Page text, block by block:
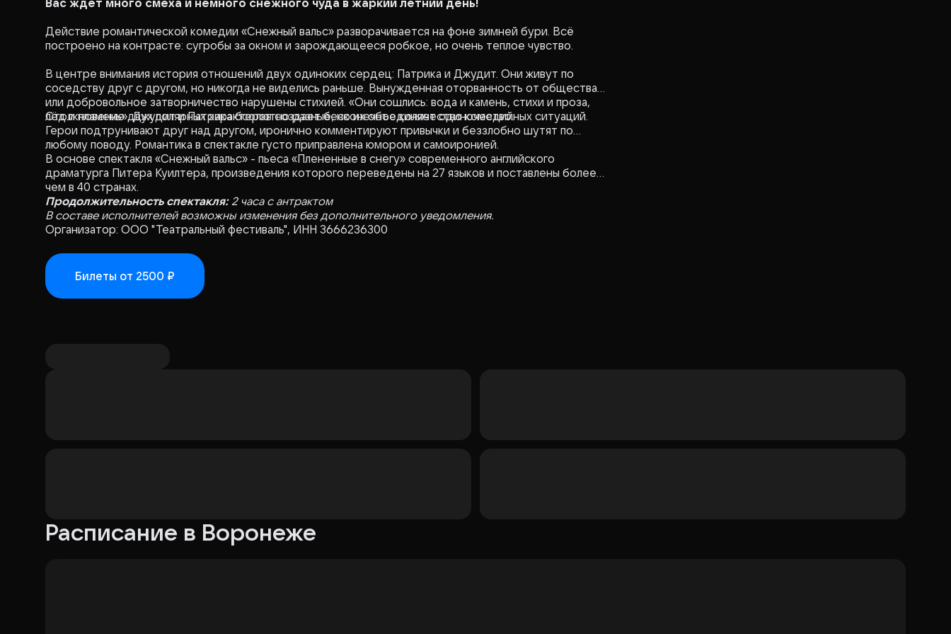
Вас ждет много смеха и немного снежного чуда в жаркий летний день!
Действие романтической комедии «Снежный вальс» разворачивается на фоне зимней бури. Всё
построено на контрасте: сугробы за окном и зарождающееся робкое, но очень теплое чувство.
В центре внимания история отношений двух одиноких сердец: Патрика и Джудит. Они живут по
соседству друг с другом, но никогда не виделись раньше. Вынужденная оторванность от общества
или добровольное затворничество нарушены стихией. «Они сошлись: вода и камень, стихи и проза,
лёд и пламень». Джудит и Патрика бсолютно разные, но их объединяет одиночество.
Столкновение двух полярных характеров создает бесконечное количество комедийных ситуаций.
Герои подтрунивают друг над другом, иронично комментируют привычки и беззлобно шутят по
любому поводу. Романтика в спектакле густо приправлена юмором и самоиронией.
В основе спектакля «Снежный вальс» - пьеса «Плененные в снегу» современного английского
драматурга Питера Куилтера, произведения которого переведены на 27 языков и поставлены более
чем в 40 странах.
Продолжительность спектакля: 2 часа с антрактом
В составе исполнителей возможны изменения без дополнительного уведомления.
Организатор: ООО "Театральный фестиваль", ИНН 3666236300
Билеты от 2500 ₽
Расписание в Воронеже